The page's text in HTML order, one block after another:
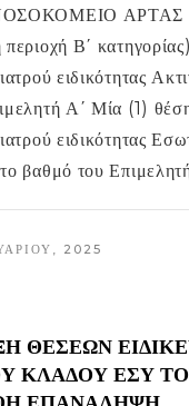
ΑΡΤΑΣ
περιοχή Β΄
ειδικότητας
Α΄ Μία (1)
ειδικότητας
βαθμό του
2025
ΘΕΣΕΩΝ
ΚΛΑΔΟΥ ΕΣΥ